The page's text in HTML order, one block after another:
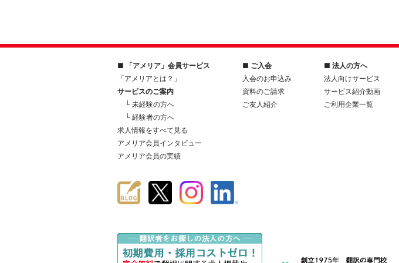
■ 「アメリア」会員サービス
「アメリアとは？」
サービスのご案内
└ 未経験の方へ
└ 経験者の方へ
求人情報をすべて見る
アメリア会員インタビュー
アメリア会員の実績
■ ご入会
入会のお申込み
資料のご請求
ご友人紹介
■ 法人の方へ
法人向けサービス
サービス紹介動画
ご利用企業一覧